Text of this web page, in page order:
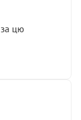
за цю